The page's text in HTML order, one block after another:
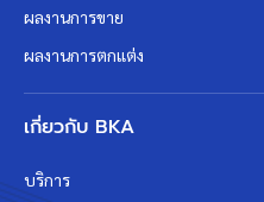
ผลงานการขาย
ผลงานการตกแต่ง
เกี่ยวกับ BKA
บริการ